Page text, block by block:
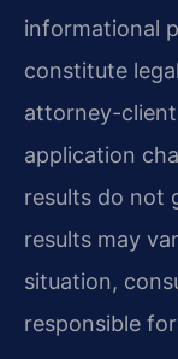
informational
constitute
attorney-
application
results do not
results may
situation,
responsible